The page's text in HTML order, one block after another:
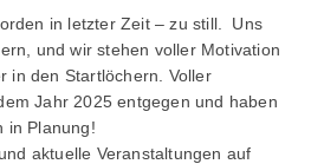
in letzter Zeit – zu still. Uns
und wir stehen voller Motivation
in den Startlöchern. Voller
Jahr 2025 entgegen und haben
in Planung!
aktuelle Veranstaltungen auf